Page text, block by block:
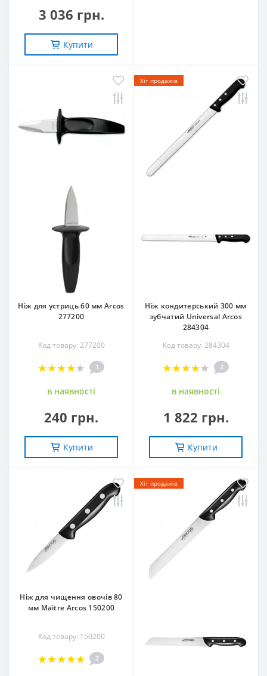
3 036 грн.
Купити
Ніж для устриць 60 мм Arcos
277200
Код товару: 277200
1
в наявностi
240 грн.
Купити
Хіт продажів
Ніж кондитерський 300 мм
зубчатий Universal Arcos
284304
Код товару: 284304
2
в наявностi
1 822 грн.
Купити
Ніж для чищення овочів 80
мм Maitre Arcos 150200
Код товару: 150200
2
Хіт продажів